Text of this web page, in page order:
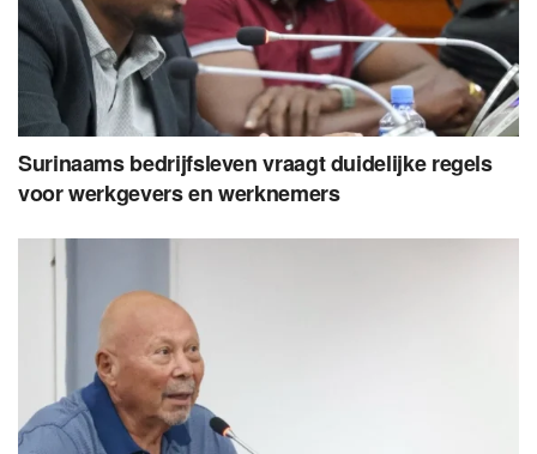
Surinaams bedrijfsleven vraagt duidelijke regels
voor werkgevers en werknemers